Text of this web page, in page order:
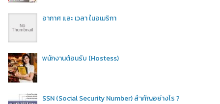
อากาศ และ เวลา ในอเมริกา
พนักงานต้อนรับ (Hostess)
SSN (Social Security Number) สำคัญอย่างไร ?